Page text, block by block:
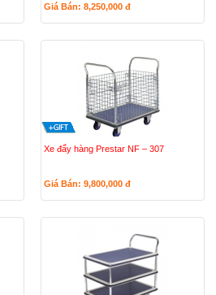
Giá Bán: 8,250,000 đ
Xe đẩy hàng Prestar NF – 307
Giá Bán: 9,800,000 đ